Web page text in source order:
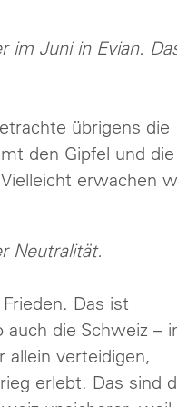
im Juni in Evian.
übrigens die
den Gipfel und die
erwachen
Neutralität.
Das ist
die Schweiz –
allein verteidigen,
erlebt. Das sind